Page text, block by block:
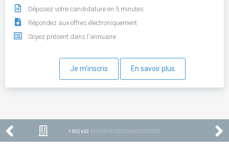
Déposez votre candidature en 5 minutes
Répondez aux offres électroniquement
Soyez présent dans l'annuaire
Je m'inscris En savoir plus
1 002 633 ENTREPRISES ENREGISTRÉES